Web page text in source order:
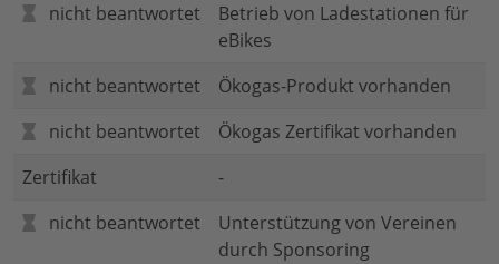
nicht beantwortet
Betrieb von Ladestationen für
eBikes
nicht beantwortet
Ökogas-Produkt vorhanden
nicht beantwortet
Ökogas Zertifikat vorhanden
Zertifikat
-
nicht beantwortet
Unterstützung von Vereinen
durch Sponsoring